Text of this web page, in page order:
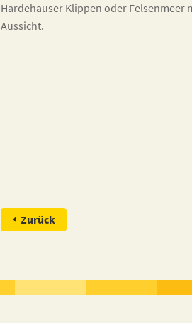
Hardehauser Klippen oder Felsenmeer
Aussicht.
Zurück